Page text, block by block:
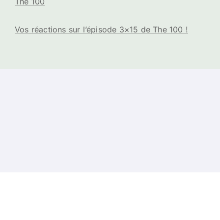
Vos réactions sur l’épisode 3×15 de The 100 !